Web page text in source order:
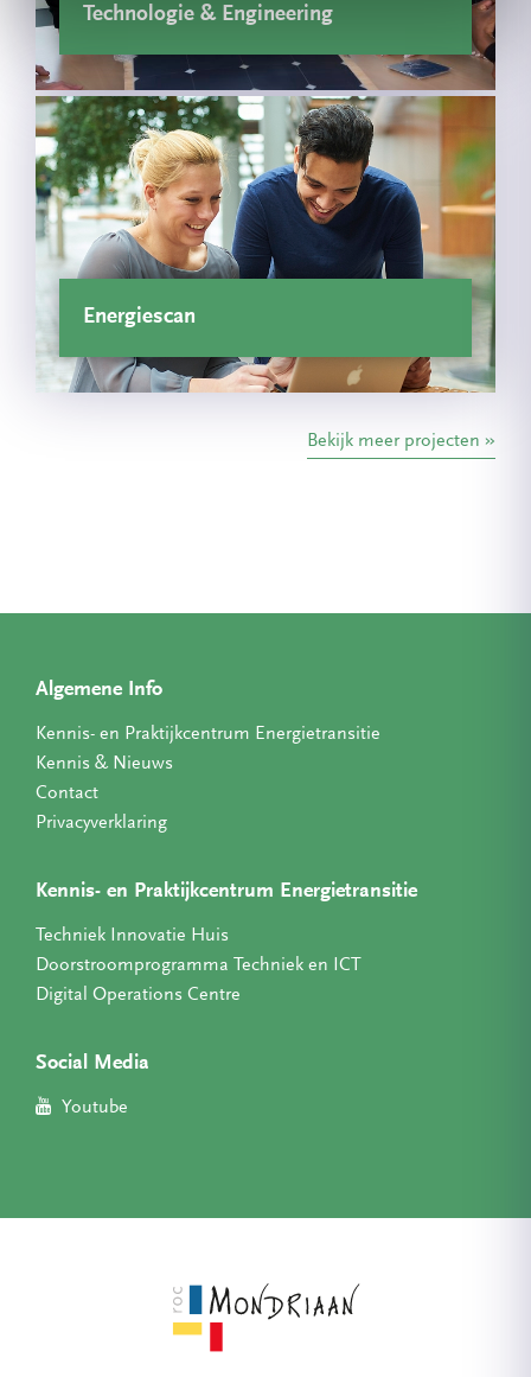
Technologie & Engineering
Energiescan
Bekijk meer projecten
Algemene Info
Kennis- en Praktijkcentrum Energietransitie
Kennis & Nieuws
Contact
Privacyverklaring
Kennis- en Praktijkcentrum Energietransitie
Techniek Innovatie Huis
Doorstroomprogramma Techniek en ICT
Digital Operations Centre
Social Media
Youtube